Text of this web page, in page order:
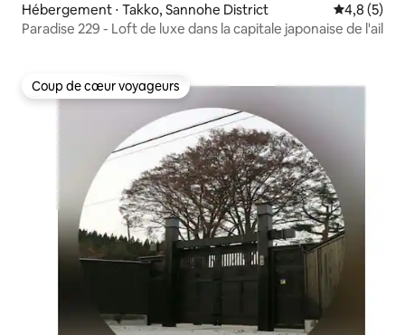
Hébergement ⋅ Takko, Sannohe District Évaluation
4,8 (5)
Paradise 229 - Loft de luxe dans la capitale japonaise de l'ail
Coup de cœur voyageurs
Coup de cœur voyageurs